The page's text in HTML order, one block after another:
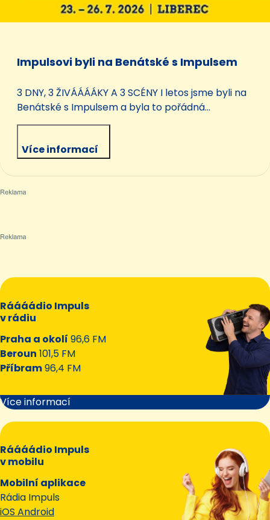
Impulsovi byli na Benátské s Impulsem
3 DNY, 3 ŽIVÁÁÁÁKY A 3 SCÉNY I letos jsme byli na
Benátské s Impulsem a byla to pořádná
festivalová jízda. 3 dny živého vysílání přímo z
přenosu a s našimi moderátory jste se mohli
Impulsem letos znovu žila muzikou a Impulsovi byli
u toho!
Více informací
Ráááádio Impuls
v rádiu
Praha a okolí 96,6 FM
Beroun 101,5 FM
Příbram96,4 FM
Více informací
Ráááádio Impuls
v mobilu
Mobilní aplikace
Rádia Impuls
iOS Android